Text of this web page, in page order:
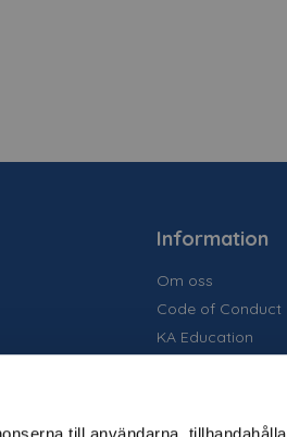
Information
Om oss
Code of Conduct
KA Education
Tidigare projekt